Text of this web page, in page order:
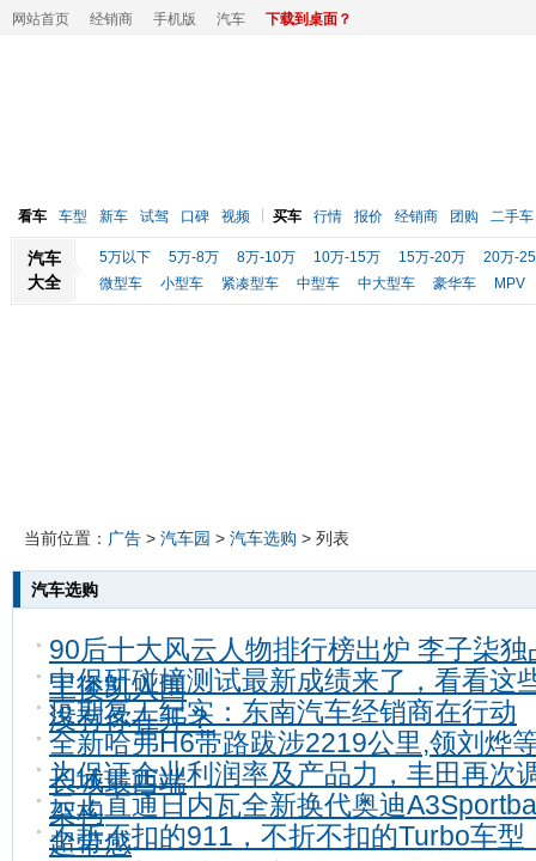
网站首页 经销商 手机版 汽车 下载到桌面？
看车 车型 新车 试驾 口碑 视频 买车 行情 报价 经销商 团购 二手车
汽车
大全
5万以下 5万-8万 8万-10万 10万-15万 15万-20万
20万-
微型车
小型车 紧凑型车 中型车 中大型车 豪华车 MPV
当前位置： 广告 > 汽车园 > 汽车选购 > 列表
汽车选购
90后十大风云人物排行榜出炉 李子柒独
王俊凯入围
中保研碰撞测试最新成绩来了，看看这
没有你在开？
疫期复工纪实：东南汽车经销商在行动
全新哈弗H6带路跋涉2219公里,领刘烨
长城最西端
为保证企业利润率及产品力，丰田再次
架构
云上直通日内瓦全新换代奥迪
超带感
不折不扣的911，不折不扣的Turbo车型